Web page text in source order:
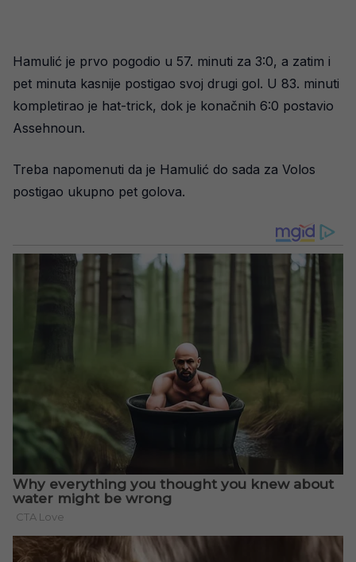
Hamulić je prvo pogodio u 57. minuti za 3:0, a zatim i
pet minuta kasnije postigao svoj drugi gol. U 83. minuti
kompletirao je hat-trick, dok je konačnih 6:0 postavio
Assehnoun.
Treba napomenuti da je Hamulić do sada za Volos
postigao ukupno pet golova.